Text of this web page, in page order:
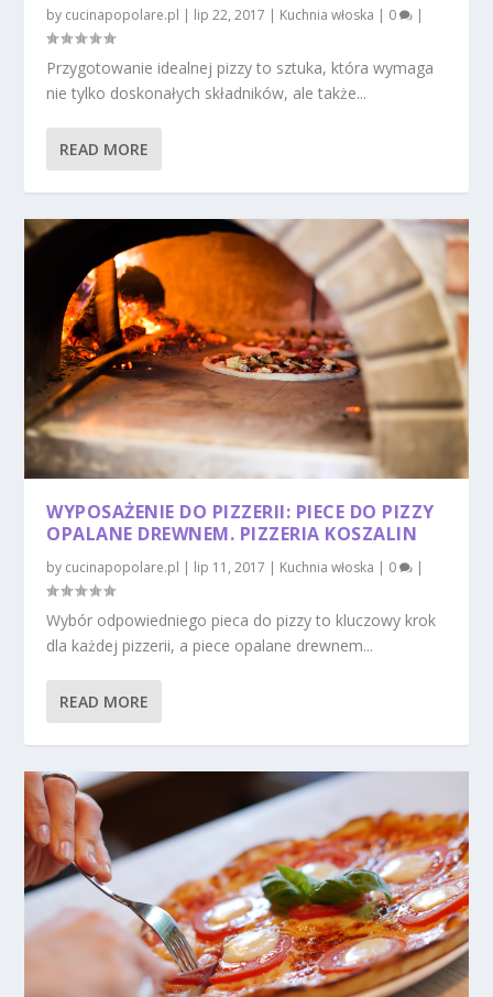
by cucinapopolare.pl | lip 22, 2017 | Kuchnia włoska | 0 |
Przygotowanie idealnej pizzy to sztuka, która wymaga
nie tylko doskonałych składników, ale także...
READ MORE
WYPOSAŻENIE DO PIZZERII: PIECE DO PIZZY
OPALANE DREWNEM. PIZZERIA KOSZALIN
by cucinapopolare.pl | lip 11, 2017 | Kuchnia włoska | 0 |
Wybór odpowiedniego pieca do pizzy to kluczowy krok
dla każdej pizzerii, a piece opalane drewnem...
READ MORE